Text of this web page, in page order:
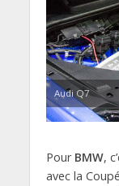
Audi Q7
Pour BMW,
avec la